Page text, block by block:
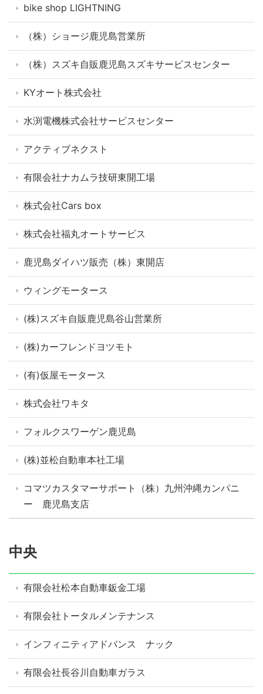
bike shop LIGHTNING
（株）ショージ鹿児島営業所
（株）スズキ自販鹿児島スズキサービスセンター
KYオート株式会社
水渕電機株式会社サービスセンター
アクティブネクスト
有限会社ナカムラ技研東開工場
株式会社Cars box
株式会社福丸オートサービス
鹿児島ダイハツ販売（株）東開店
ウィングモータース
(株)スズキ自販鹿児島谷山営業所
(株)カーフレンドヨツモト
(有)仮屋モータース
株式会社ワキタ
フォルクスワーゲン鹿児島
(株)並松自動車本社工場
コマツカスタマーサポート（株）九州沖縄カンパニ
ー 鹿児島支店
中央
有限会社松本自動車鈑金工場
有限会社トータルメンテナンス
インフィニティアドバンス ナック
有限会社長谷川自動車ガラス